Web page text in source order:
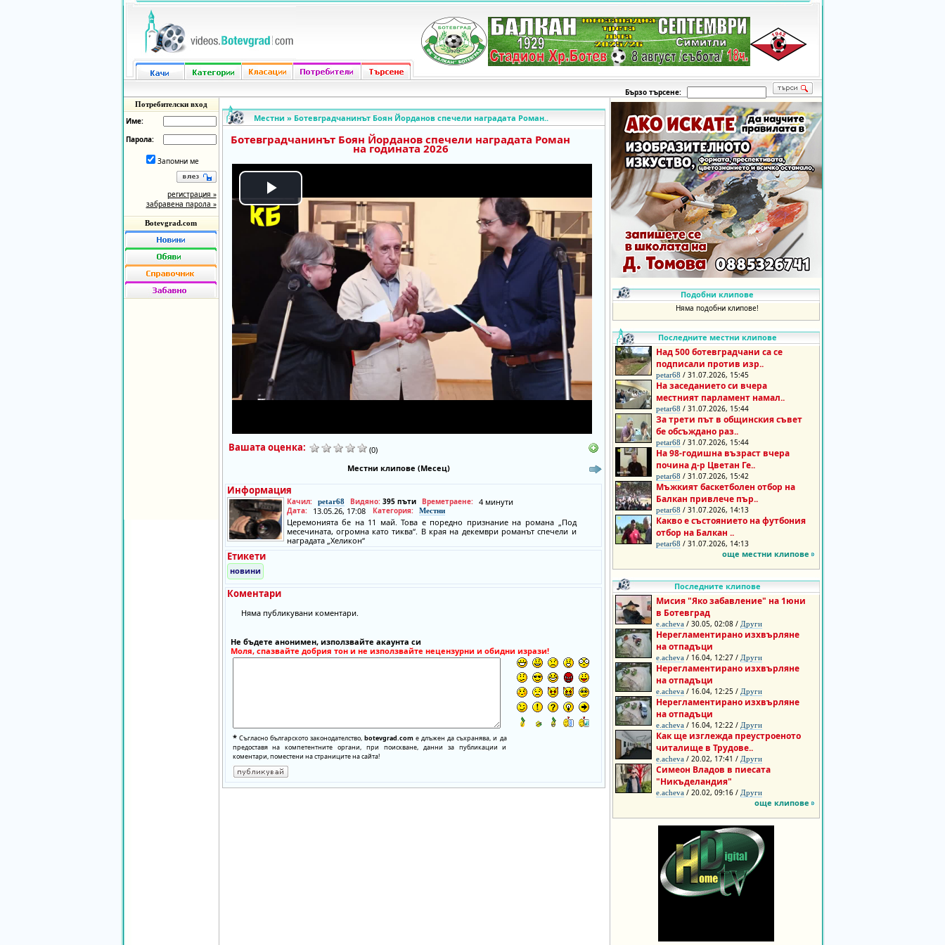
Бързо търсене:
Потребителски вход
Име:
Парола:
Запомни ме
регистрация »
забравена парола »
Botevgrad.com
Местни » Ботевградчанинът Боян Йорданов спечели наградата Роман..
Ботевградчанинът Боян Йорданов спечели наградата Роман
на годината 2026
Play
Video
Вашата оценка:
(0)
Местни клипове (Месец)
Информация
Качил: petar68 Видяно: 395 пъти Времетраене: 4 минути
Дата: 13.05.26, 17:08 Категория: Местни
Церемонията бе на 11 май. Това е поредно признание на романа „Под
месечината, огромна като тиква“. В края на декември романът спечели и
наградата „Хеликон“
Етикети
новини
Коментари
Няма публикувани коментари.
Не бъдете анонимен, използвайте акаунта си
Моля, спазвайте добрия тон и не използвайте нецензурни и обидни изрази!
*Съгласно българското законодателство, botevgrad.comе длъжен да съхранява, и да
предоставя на компетентните органи, при поискване, данни за публикации и
коментари, поместени на страниците на сайта!
Подобни клипове
Няма подобни клипове!
Последните местни клипове
Над 500 ботевградчани са се
подписали против изр..
petar68 / 31.07.2026, 15:45
На заседанието си вчера
местният парламент намал..
petar68 / 31.07.2026, 15:44
За трети път в общинския съвет
бе обсъждано раз..
petar68 / 31.07.2026, 15:44
На 98-годишна възраст вчера
почина д-р Цветан Ге..
petar68 / 31.07.2026, 15:42
Мъжкият баскетболен отбор на
Балкан привлече пър..
petar68 / 31.07.2026, 14:13
Какво е състоянието на футбония
отбор на Балкан ..
petar68 / 31.07.2026, 14:13
още местни клипове
Последните клипове
Мисия "Яко забавление" на 1юни
в Ботевград
e.acheva / 30.05, 02:08 / Други
Нерегламентирано изхвърляне
на отпадъци
e.acheva / 16.04, 12:27 / Други
Нерегламентирано изхвърляне
на отпадъци
e.acheva / 16.04, 12:25 / Други
Нерегламентирано изхвърляне
на отпадъци
e.acheva / 16.04, 12:22 / Други
Как ще изглежда преустроеното
читалище в Трудове..
e.acheva / 20.02, 17:41 / Други
Симеон Владов в пиесата
"Никъделандия"
e.acheva / 20.02, 09:16 / Други
още клипове